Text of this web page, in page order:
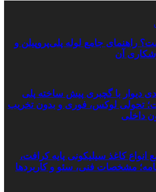
راهنمای جامع لوله پلی‌پروپیلن و
آن
دیوار با گچبری پیش ساخته پلی
تحولی لوکس، فوری و بدون تخریب
داخلی
انواع کاغذ سیلیکونی پایه کرافت،
مشخصات فنی، سئو و کاربردها